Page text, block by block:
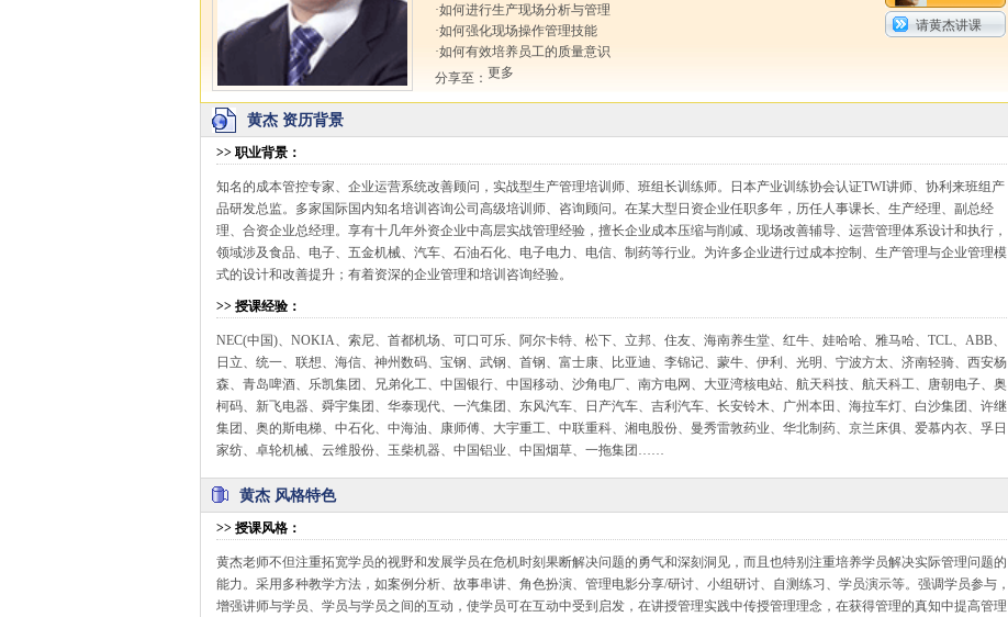
·如何进行生产现场分析与管理
·如何强化现场操作管理技能
·如何有效培养员工的质量意识
分享至： 更多
请黄杰讲课
黄杰 资历背景
>> 职业背景 ：
知名的成本管控专家、企业运营系统改善顾问，实战型生产管理培训师、班组长训练师。日本产业训练协会认证TWI讲师、协利来班组产
品研发总监。多家国际国内知名培训咨询公司高级培训师、咨询顾问。在某大型日资企业任职多年，历任人事课长、生产经理、副总经
理、合资企业总经理。享有十几年外资企业中高层实战管理经验，擅长企业成本压缩与削减、现场改善辅导、运营管理体系设计和执行，
领域涉及食品、电子、五金机械、汽车、石油石化、电子电力、电信、制药等行业。为许多企业进行过成本控制、生产管理与企业管理模
式的设计和改善提升；有着资深的企业管理和培训咨询经验。
>> 授课经验：
NEC(中国)、NOKIA、索尼、首都机场、可口可乐、阿尔卡特、松下、立邦、住友、海南养生堂、红牛、娃哈哈、雅马哈、TCL、ABB、
日立、统一、联想、海信、神州数码、宝钢、武钢、首钢、富士康、比亚迪、李锦记、蒙牛、伊利、光明、宁波方太、济南轻骑、西安杨
森、青岛啤酒、乐凯集团、兄弟化工、中国银行、中国移动、沙角电厂、南方电网、大亚湾核电站、航天科技、航天科工、唐朝电子、奥
柯码、新飞电器、舜宇集团、华泰现代、一汽集团、东风汽车、日产汽车、吉利汽车、长安铃木、广州本田、海拉车灯、白沙集团、许继
集团、奥的斯电梯、中石化、中海油、康师傅、大宇重工、中联重科、湘电股份、曼秀雷敦药业、华北制药、京兰床俱、爱慕内衣、孚日
家纺、卓轮机械、云维股份、玉柴机器、中国铝业、中国烟草、一拖集团……
黄杰 风格特色
>> 授课风格 ：
黄杰老师不但注重拓宽学员的视野和发展学员在危机时刻果断解决问题的勇气和深刻洞见，而且也特别注重培养学员解决实际管理问题的
能力。采用多种教学方法，如案例分析、故事串讲、角色扮演、管理电影分享/研讨、小组研讨、自测练习、学员演示等。强调学员参与，
增强讲师与学员、学员与学员之间的互动，使学员可在互动中受到启发，在讲授管理实践中传授管理理念，在获得管理的真知中提高管理